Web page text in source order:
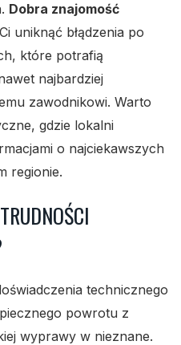
Dobra znajomość
uniknąć błądzenia po
które potrafią
najbardziej
zawodnikowi. Warto
gdzie lokalni
o najciekawszych
regionie.
technicznego
powrotu z
wyprawy w nieznane.